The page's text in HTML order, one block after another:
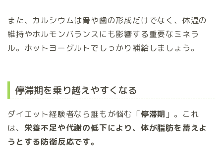
また、カルシウムは骨や歯の形成だけでなく、体温の
維持やホルモンバランスにも影響する重要なミネラ
ル。ホットヨーグルトでしっかり補給しましょう。
停滞期を乗り越えやすくなる
ダイエット経験者なら誰もが悩む「停滞期 」。これ
は、 栄養不足や代謝の低下により、体が脂肪を蓄えよ
うとする防衛反応です。